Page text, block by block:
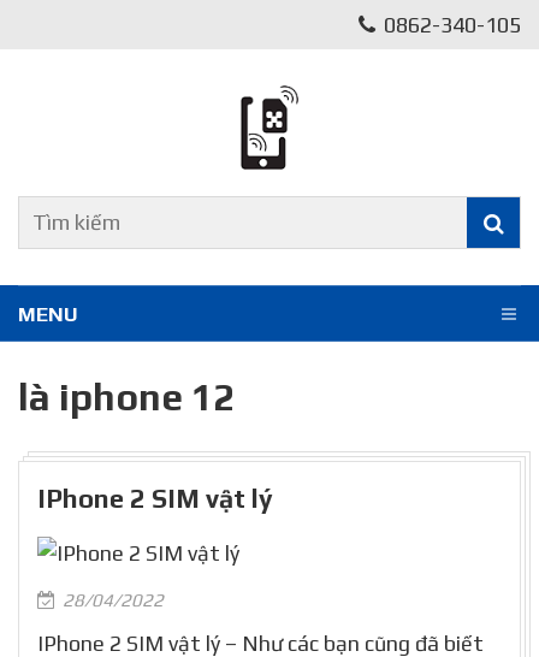
0862-340-105
MENU
là iphone 12
IPhone 2 SIM vật lý
28/04/2022
IPhone 2 SIM vật lý – Như các bạn cũng đã biết